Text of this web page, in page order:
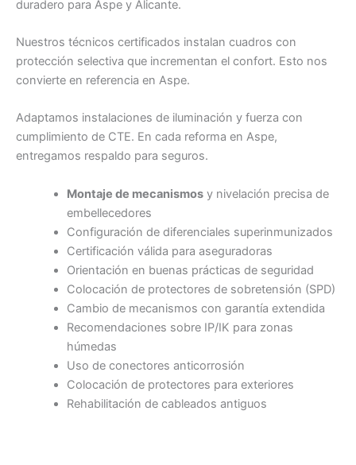
duradero para Aspe y Alicante.
Nuestros técnicos certificados instalan cuadros con
protección selectiva que incrementan el confort. Esto nos
convierte en referencia en Aspe.
Adaptamos instalaciones de iluminación y fuerza con
cumplimiento de CTE. En cada reforma en Aspe,
entregamos respaldo para seguros.
Montaje de mecanismosy nivelación precisa de
embellecedores
Configuración de diferenciales superinmunizados
Certificación válida para aseguradoras
Orientación en buenas prácticas de seguridad
Colocación de protectores de sobretensión (SPD)
Cambio de mecanismos con garantía extendida
Recomendaciones sobre IP/IK para zonas
húmedas
Uso de conectores anticorrosión
Colocación de protectores para exteriores
Rehabilitación de cableados antiguos